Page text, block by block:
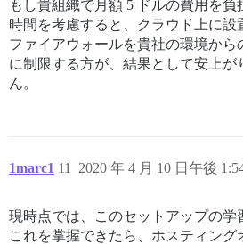
もし貴組織で月額 5 ドルの費用を負
時間を考慮すると、クラウド上に設
ファイアウォールを貴社の環境から
に制限する方が、結果として安上が
ん。
1marc1 2020 年 4 月 10 日午後
11
現時点では、このセットアップの学
これを掌握できたら、ホスティング